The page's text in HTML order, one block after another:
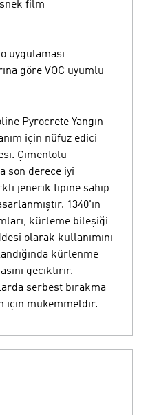
film
uygulaması
göre VOC uyumlu
Pyrocrete Yangın
için nüfuz edici
Çimentolu
son derece iyi
jenerik tipine sahip
1340'ın
kürleme bileşiği
olarak kullanımını
kürlenme
geciktirir.
serbest bırakma
için mükemmeldir.